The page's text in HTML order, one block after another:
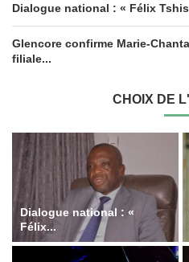
Dialogue national : « Félix
Glencore confirme Marie-
filiale...
CHOIX DE
Dialogue national : «
Félix...